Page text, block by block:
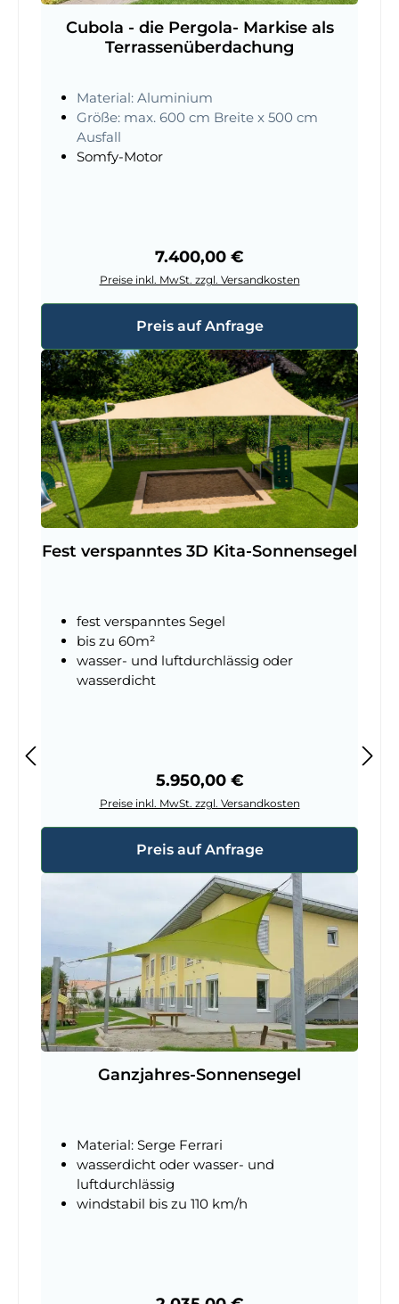
Cubola - die Pergola- Markise als
Terrassenüberdachung
Material: Aluminium
Größe: max. 600 cm Breite x 500 cm
Ausfall
Somfy-Motor
Regulärer Preis:
7.400,00 €
Preise inkl. MwSt. zzgl. Versandkosten
Preis auf Anfrage
Fest verspanntes 3D Kita-Sonnensegel
fest verspanntes Segel
bis zu 60m²
wasser- und luftdurchlässig oder
wasserdicht
Regulärer Preis:
5.950,00 €
Preise inkl. MwSt. zzgl. Versandkosten
Preis auf Anfrage
Ganzjahres-Sonnensegel
Material: Serge Ferrari
wasserdicht oder wasser- und
luftdurchlässig
windstabil bis zu 110 km/h